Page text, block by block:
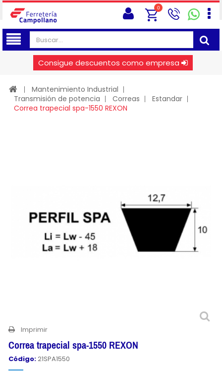
0
Consigue descuentos como empresa
Mantenimiento Industrial
Transmisión de potencia
Correas
Estandar
Correa trapecial spa-1550 REXON
Imprimir
Correa trapecial spa-1550 REXON
Código:21SPA1550